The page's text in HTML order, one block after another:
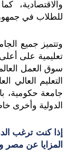
والاقتصادية،
للطلاب في
وتتميز جميع
تعليمية على
سوق العمل
جامعة حكومية،
الدولية وأخرى
إذا كنت ترغب
المزايا عن مصر